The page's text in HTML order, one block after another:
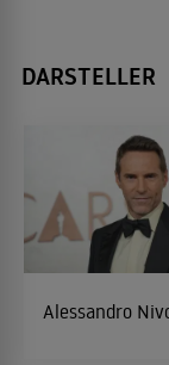
DARSTELLER
Alessandro